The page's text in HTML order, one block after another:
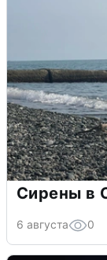
Сирены в
6 августа 0